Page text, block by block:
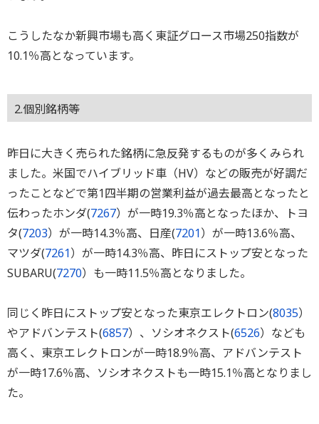
こうしたなか新興市場も高く東証グロース市場250指数が
10.1％高となっています。
2.個別銘柄等
昨日に大きく売られた銘柄に急反発するものが多くみられ
ました。米国でハイブリッド車（HV）などの販売が好調だ
ったことなどで第1四半期の営業利益が過去最高となったと
伝わったホンダ(7267）が一時19.3％高となったほか、トヨ
タ(7203）が一時14.3％高、日産(7201）が一時13.6％高、
マツダ(7261）が一時14.3％高、昨日にストップ安となった
SUBARU(7270）も一時11.5％高となりました。
同じく昨日にストップ安となった東京エレクトロン(8035）
やアドバンテスト(6857）、ソシオネクスト(6526）なども
高く、東京エレクトロンが一時18.9％高、アドバンテスト
が一時17.6％高、ソシオネクストも一時15.1％高となりまし
た。